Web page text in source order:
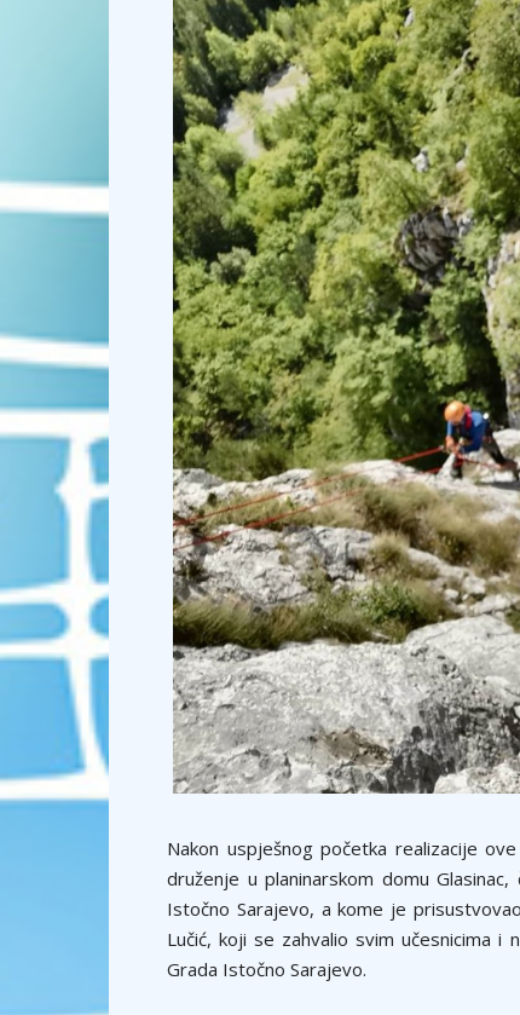
Nakon uspješnog početka realizacije
druženje u planinarskom domu
Istočno Sarajevo, a kome je
Lučić, koji se zahvalio svim učesnicima i
Grada Istočno Sarajevo.